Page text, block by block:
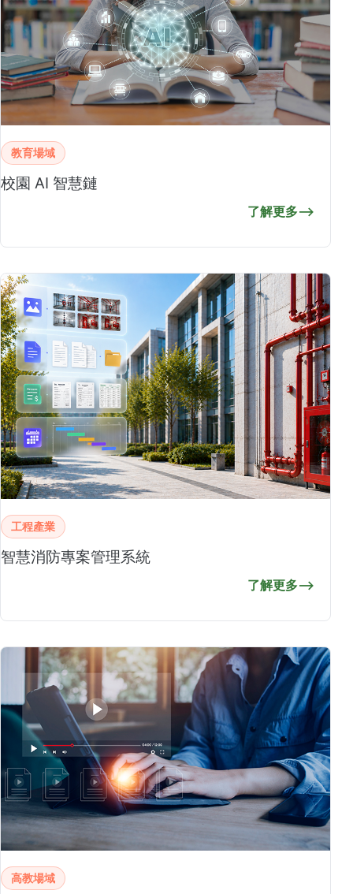
教育場域
校園 AI 智慧鏈
了解更多⟶
工程產業
智慧消防專案管理系統
了解更多⟶
高教場域